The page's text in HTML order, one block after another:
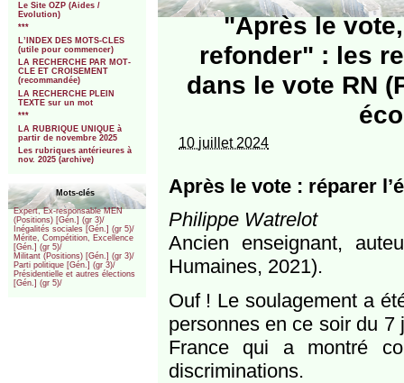
Le Site OZP (Aides /
Evolution)
***
L’INDEX DES MOTS-CLES
(utile pour commencer)
LA RECHERCHE PAR MOT-
CLE ET CROISEMENT
(recommandée)
LA RECHERCHE PLEIN
TEXTE sur un mot
***
LA RUBRIQUE UNIQUE à
partir de novembre 2025
Les rubriques antérieures à
nov. 2025 (archive)
Mots-clés
Expert, Ex-responsable MEN
(Positions) [Gén.] (gr 3)/
Inégalités sociales [Gén.] (gr 5)/
Mérite, Compétition, Excellence
[Gén.] (gr 5)/
Militant (Positions) [Gén.] (gr 3)/
Parti politique [Gén.] (gr 3)/
Présidentielle et autres élections
[Gén.] (gr 5)/
"Après le
refonder" : les
dans le vote RN
10 juillet 2024
Après le vote : réparer
Philippe Watrelot
Ancien enseignant,
Humaines, 2021).
Ouf ! Le soulagement a
personnes en ce soir du
France qui a montré
discriminations.